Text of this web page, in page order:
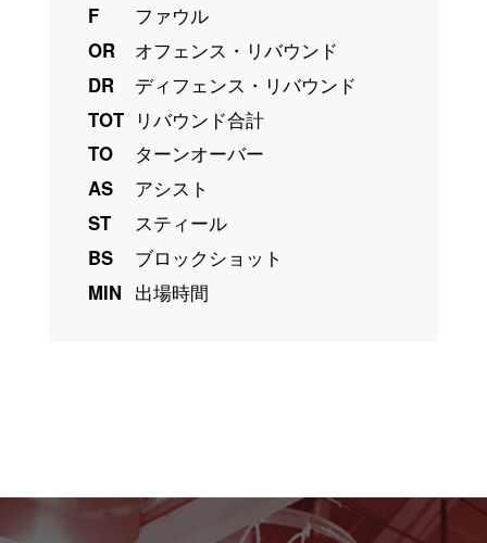
F
ファウル
OR
オフェンス・リバウンド
DR
ディフェンス・リバウンド
TOT リバウンド合計
TO
ターンオーバー
AS
アシスト
ST
スティール
BS
ブロックショット
MIN 出場時間